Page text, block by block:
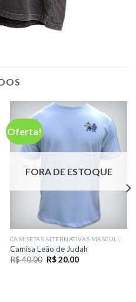
Oferta!
FORA DE ESTOQUE
Camisa Leão de Judah
R$40.00 O
R$20.00O